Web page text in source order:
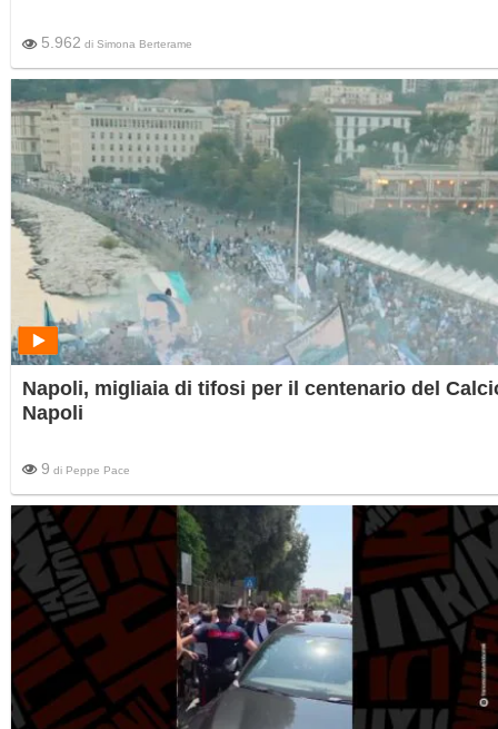
5.962 di Simona Berterame
Napoli, migliaia di tifosi per il centenario del
Napoli
9 di Peppe Pace